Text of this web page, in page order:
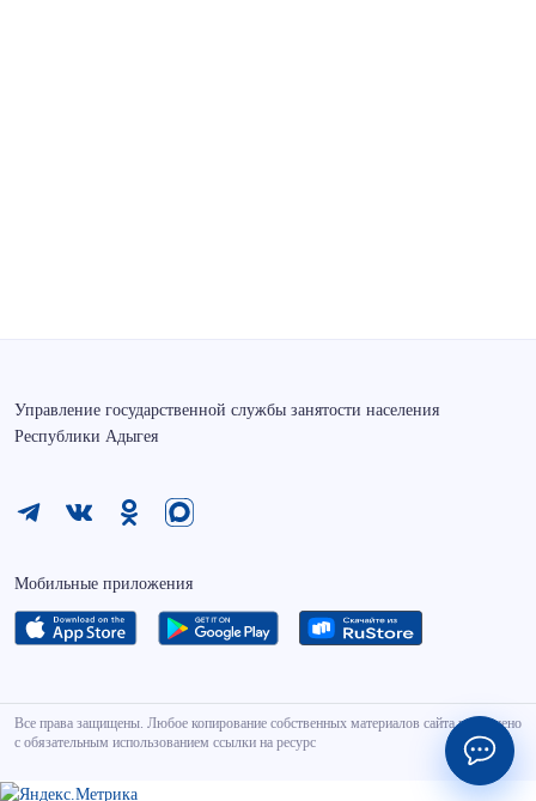
Управление государственной службы занятости населения
Республики Адыгея
Мобильные приложения
Все права защищены. Любое копирование собственных материалов сайта разрешено
с обязательным использованием ссылки на ресурс